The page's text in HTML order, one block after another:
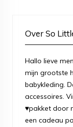
Over So
Hallo lieve
mijn grootste
babykleding.
accessoires.
♥pakket door
een cadeau